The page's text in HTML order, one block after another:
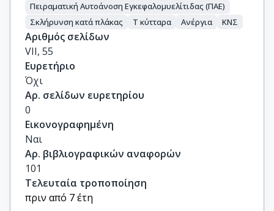
Πειραματική Αυτοάνοση Εγκεφαλομυελίτιδας (ΠΑΕ)
Σκλήρυνση κατά πλάκας
Τ κύτταρα Ανέργια ΚΝΣ
Αριθμός σελίδων
VII, 55
Ευρετήριο
Όχι
Αρ. σελίδων ευρετηρίου
0
Εικονογραφημένη
Ναι
Αρ. βιβλιογραφικών αναφορών
101
Τελευταία τροποποίηση
πριν από 7 έτη